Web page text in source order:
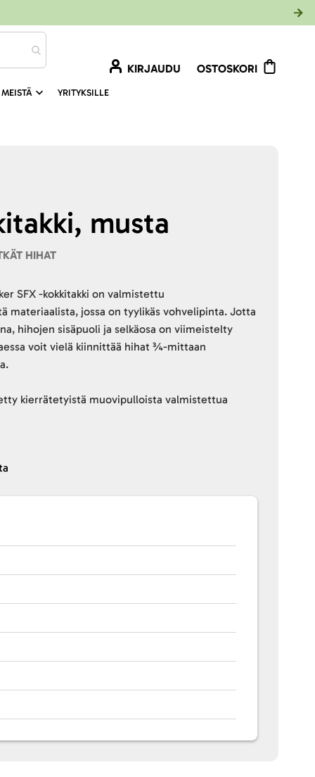
KIRJAUDU OSTOSKORI
YRITYKSILLE
musta
HIHAT
SFX -kokkitakki on valmistettu
materiaalista, jossa on tyylikäs vohvelipinta. Jotta
hihojen sisäpuoli ja selkäosa on viimeistelty
voit vielä kiinnittää hihat ¾-mittaan
kierrätetyistä muovipulloista valmistettua